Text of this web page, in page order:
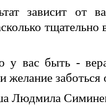
зависит от
у вас быть -
желание заботься
Людмила